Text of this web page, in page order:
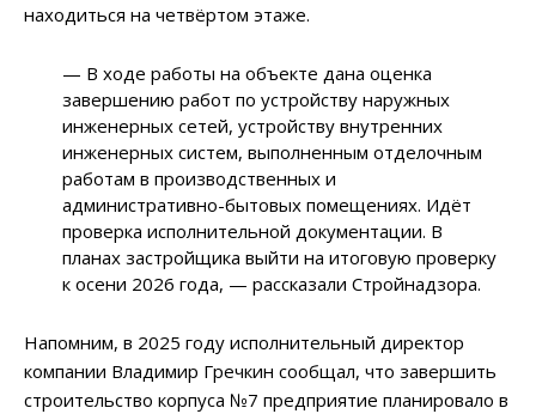
находиться на четвёртом этаже.
— В ходе работы на объекте дана оценка
завершению работ по устройству наружных
инженерных сетей, устройству внутренних
инженерных систем, выполненным отделочным
работам в производственных и
административно-бытовых помещениях. Идёт
проверка исполнительной документации. В
планах застройщика выйти на итоговую проверку
к осени 2026 года, — рассказали Стройнадзора.
Напомним, в 2025 году исполнительный директор
компании Владимир Гречкин сообщал, что завершить
строительство корпуса №7 предприятие планировало в